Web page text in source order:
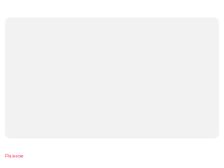
Разное